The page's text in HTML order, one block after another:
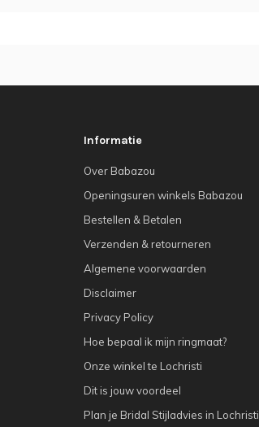
Informatie
Over Babazou
Openingsuren winkels Babazou
Bestellen & Betalen
Verzenden & retourneren
Algemene voorwaarden
Disclaimer
Privacy Policy
Hoe bepaal ik mijn ringmaat?
Onze winkel te Lochristi
Dit is jouw voordeel
Plan je Bridal Stijladvies in Lochristi